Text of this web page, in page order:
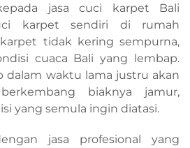
jasa cuci karpet Bali
karpet sendiri di rumah
tidak kering sempurna,
cuaca Bali yang lembap.
dalam waktu lama justru akan
biaknya jamur,
yang semula ingin diatasi.
jasa profesional yang